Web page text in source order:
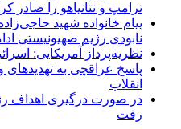
ترامپ و نتانیاهو را صادر
پیام خانواده شهید
نابودی رژیم صهیونیستی
نظریه‌پرداز آمریکایی:
پاسخ عراقچی به تهدیدهای
انقلاب
در صورت درگیری اهداف
رفت